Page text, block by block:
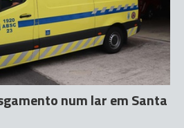
num lar em Santa